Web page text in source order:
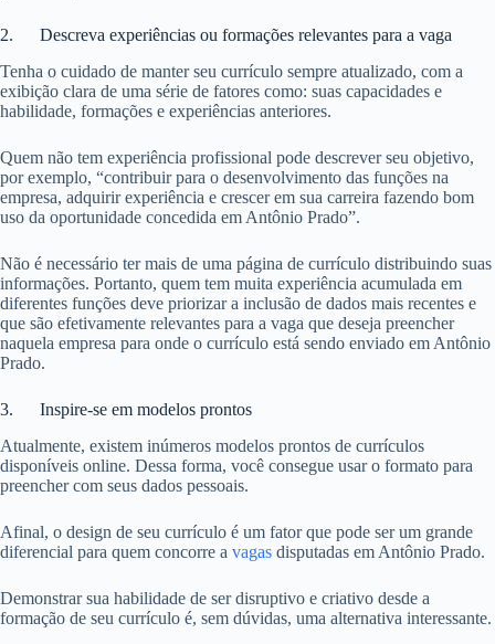
2. Descreva experiências ou formações relevantes para a vaga
Tenha o cuidado de manter seu currículo sempre atualizado, com a
exibição clara de uma série de fatores como: suas capacidades e
habilidade, formações e experiências anteriores.
Quem não tem experiência profissional pode descrever seu objetivo,
por exemplo, “contribuir para o desenvolvimento das funções na
empresa, adquirir experiência e crescer em sua carreira fazendo bom
uso da oportunidade concedida em Antônio Prado”.
Não é necessário ter mais de uma página de currículo distribuindo suas
informações. Portanto, quem tem muita experiência acumulada em
diferentes funções deve priorizar a inclusão de dados mais recentes e
que são efetivamente relevantes para a vaga que deseja preencher
naquela empresa para onde o currículo está sendo enviado em Antônio
Prado.
3. Inspire-se em modelos prontos
Atualmente, existem inúmeros modelos prontos de currículos
disponíveis online. Dessa forma, você consegue usar o formato para
preencher com seus dados pessoais.
Afinal, o design de seu currículo é um fator que pode ser um grande
diferencial para quem concorre a vagas disputadas em Antônio Prado.
Demonstrar sua habilidade de ser disruptivo e criativo desde a
formação de seu currículo é, sem dúvidas, uma alternativa interessante.